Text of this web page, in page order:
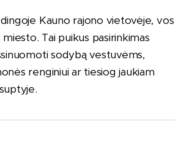
Kauno rajono vietovėje, vos
Tai puikus pasirinkimas
sodybą vestuvėms,
renginiui ar tiesiog jaukiam